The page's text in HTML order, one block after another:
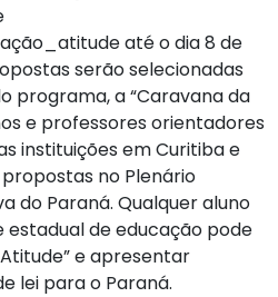
até o dia 8 de
serão selecionadas
programa, a “Caravana da
e professores orientadores
instituições em Curitiba e
no Plenário
do Paraná. Qualquer aluno
estadual de educação pode
e apresentar
lei para o Paraná.